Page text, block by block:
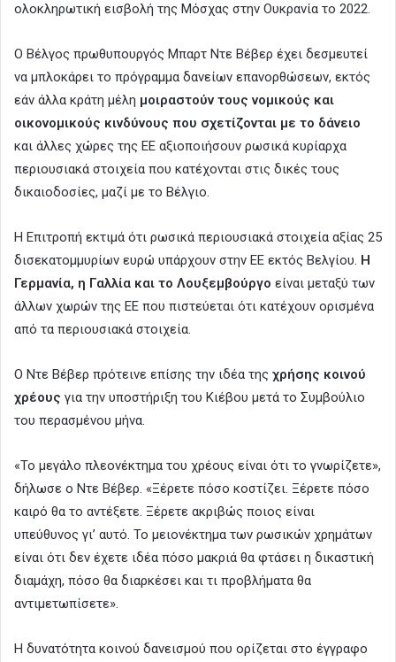
ολοκληρωτική εισβολή της Μόσχας στην Ουκρανία το 2022.
Ο Βέλγος πρωθυπουργός Μπαρτ Ντε Βέβερ έχει δεσμευτεί
να μπλοκάρει το πρόγραμμα δανείων επανορθώσεων, εκτός
εάν άλλα κράτη μέλη μοιραστούν τους νομικούς και
οικονομικούς κινδύνους που σχετίζονται με το δάνειο
και άλλες χώρες της ΕΕ αξιοποιήσουν ρωσικά κυρίαρχα
περιουσιακά στοιχεία που κατέχονται στις δικές τους
δικαιοδοσίες, μαζί με το Βέλγιο.
Η Επιτροπή εκτιμά ότι ρωσικά περιουσιακά στοιχεία αξίας 25
δισεκατομμυρίων ευρώ υπάρχουν στην ΕΕ εκτός Βελγίου. Η
Γερμανία, η Γαλλία και το Λουξεμβούργο είναι μεταξύ των
άλλων χωρών της ΕΕ που πιστεύεται ότι κατέχουν ορισμένα
από τα περιουσιακά στοιχεία.
Ο Ντε Βέβερ πρότεινε επίσης την ιδέα της χρήσης κοινού
χρέους για την υποστήριξη του Κιέβου μετά το Συμβούλιο
του περασμένου μήνα.
«Το μεγάλο πλεονέκτημα του χρέους είναι ότι το γνωρίζετε»,
δήλωσε ο Ντε Βέβερ. «Ξέρετε πόσο κοστίζει. Ξέρετε πόσο
καιρό θα το αντέξετε. Ξέρετε ακριβώς ποιος είναι
υπεύθυνος γι’ αυτό. Το μειονέκτημα των ρωσικών χρημάτων
είναι ότι δεν έχετε ιδέα πόσο μακριά θα φτάσει η δικαστική
διαμάχη, πόσο θα διαρκέσει και τι προβλήματα θα
αντιμετωπίσετε».
Η δυνατότητα κοινού δανεισμού που ορίζεται στο έγγραφο